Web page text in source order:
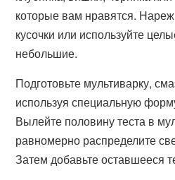
которые вам нравятся.
кусочки или используйте
небольшие.
Подготовьте мультиварку,
используя специальную
Вылейте половину теста в
равномерно распределите
Затем добавьте оставшееся